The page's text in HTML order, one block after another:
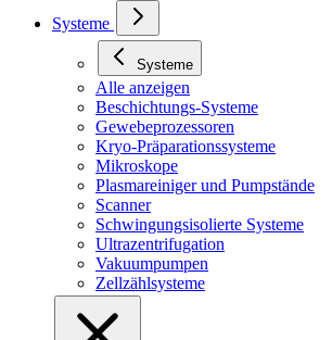
Systeme
Systeme
Alle anzeigen
Beschichtungs-Systeme
Gewebeprozessoren
Kryo-Präparationssysteme
Mikroskope
Plasmareiniger und Pumpstände
Scanner
Schwingungsisolierte Systeme
Ultrazentrifugation
Vakuumpumpen
Zellzählsysteme